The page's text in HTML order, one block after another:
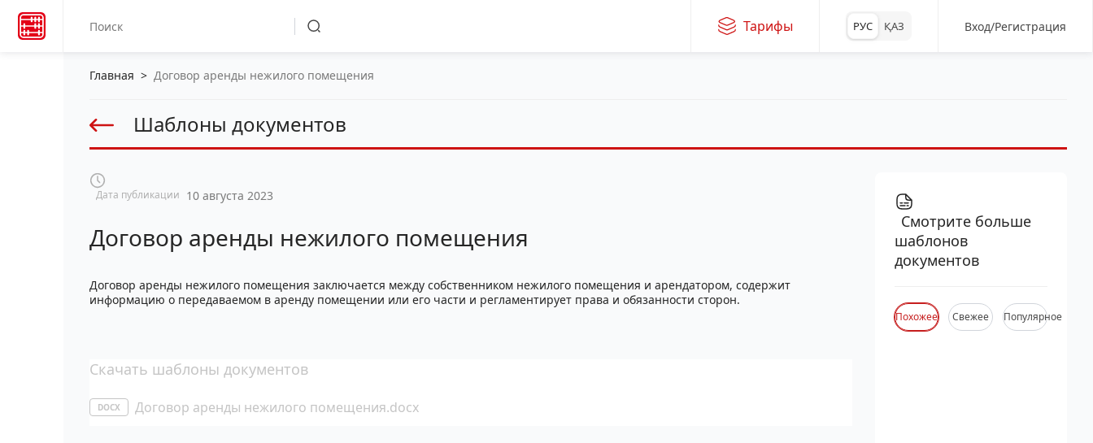
Тарифы РУС ҚАЗ Вход/Регистрация
Главная > Договор аренды нежилого помещения
Шаблоны документов
Дата публикации 10 августа 2023
Договор аренды нежилого помещения
Договор аренды нежилого помещения заключается между собственником нежилого помещения и арендатором, содержит
информацию о передаваемом в аренду помещении или его части и регламентирует права и обязанности сторон.
Скачать шаблоны документов
DOCX Договор аренды нежилого помещения.docx
Смотрите больше
шаблонов
документов
Похожее Свежее Популярное